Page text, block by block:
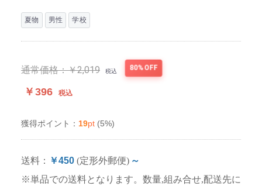
夏物 男性 学校
通常価格：￥2,019 税込 80%OFF
￥396 税込
獲得ポイント： 19pt (5%)
送料： ￥450 (定形外郵便) ～
※単品での送料となります。数量,組み合せ,配送先に